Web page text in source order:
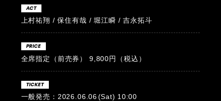
ACT
上村祐翔 / 保住有哉 / 堀江瞬 / 吉永拓斗
PRICE
全席指定（前売券） 9,800円（税込）
TICKET
一般発売：2026.06.06(Sat) 10:00